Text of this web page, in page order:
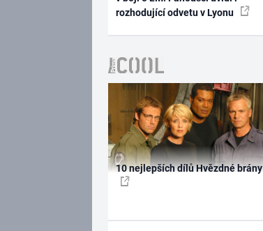
rozhodující odvetu v Lyonu
10 nejlepších dílů Hvězdné brány